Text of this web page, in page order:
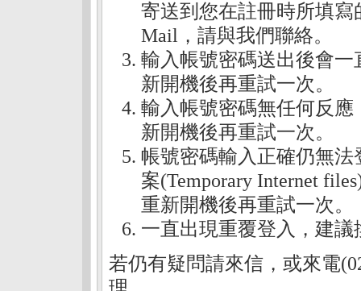
寄送到您在註冊時所填
Mail，請與我們聯絡。
輸入帳號密碼送出後會
新開機後再重試一次。
輸入帳號密碼無任何反
新開機後再重試一次。
帳號密碼輸入正確仍無
案(Temporary Internet
重新開機後再重試一次。
一直出現重覆登入，建
若仍有疑問請來信，或來電